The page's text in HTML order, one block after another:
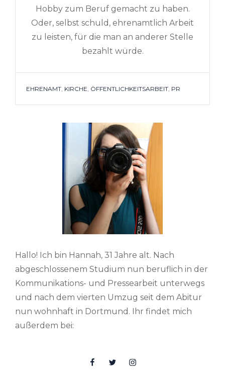
Hobby zum Beruf gemacht zu haben.
Oder, selbst schuld, ehrenamtlich Arbeit
zu leisten, für die man an anderer Stelle
bezahlt würde.
TAGS
EHRENAMT KIRCHE ÖFFENTLICHKEITSARBEIT PR
Hallo! Ich bin Hannah, 31 Jahre alt. Nach
abgeschlossenem Studium nun beruflich in der
Kommunikations- und Pressearbeit unterwegs
und nach dem vierten Umzug seit dem Abitur
nun wohnhaft in Dortmund. Ihr findet mich
außerdem bei:
FacebookTwitterInsta